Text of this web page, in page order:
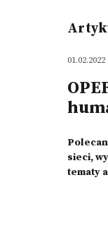
01.02.2022
sieci,
tematy